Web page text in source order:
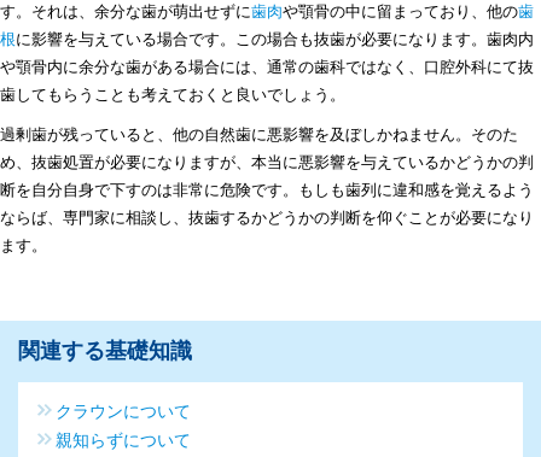
す。それは、余分な歯が萌出せずに歯肉や顎骨の中に留まっており、他の歯
根に影響を与えている場合です。この場合も抜歯が必要になります。歯肉内
や顎骨内に余分な歯がある場合には、通常の歯科ではなく、口腔外科にて抜
歯してもらうことも考えておくと良いでしょう。
過剰歯が残っていると、他の自然歯に悪影響を及ぼしかねません。そのた
め、抜歯処置が必要になりますが、本当に悪影響を与えているかどうかの判
断を自分自身で下すのは非常に危険です。もしも歯列に違和感を覚えるよう
ならば、専門家に相談し、抜歯するかどうかの判断を仰ぐことが必要になり
ます。
関連する基礎知識
クラウンについて
親知らずについて